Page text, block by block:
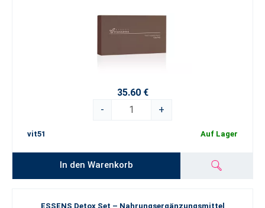
35.60 €
-
+
vit51 Auf Lager
In den Warenkorb
ESSENS Detox Set – Nahrungsergänzungsmittel